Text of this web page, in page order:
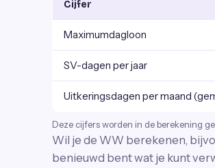
Cijfer
Maximumdagloon
SV-dagen per jaar
Uitkeringsdagen per maand
Deze cijfers worden in de berekening
Wil je de WW berekenen,
benieuwd bent wat je kunt